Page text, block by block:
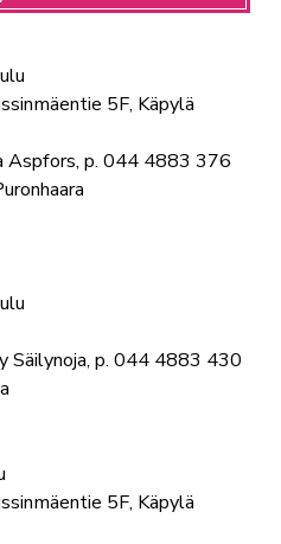
5F, Käpylä
Aspfors, p. 044 4883 376
Säilynoja, p. 044 4883 430
5F, Käpylä